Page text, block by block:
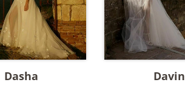
Dasha Davin